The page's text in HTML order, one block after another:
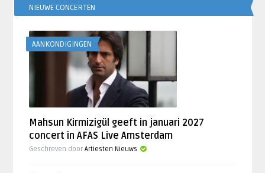
NIEUWE CONCERTEN
AANKONDIGINGEN
Mahsun Kirmizigül geeft in januari 2027
concert in AFAS Live Amsterdam
Geschreven doorArtiesten Nieuws